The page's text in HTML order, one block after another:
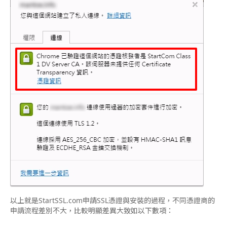
以上就是StartSSL.com申請SSL憑證與安裝的過程，不同憑證商的
申請流程差別不大，比較明顯差異大致如以下數項：